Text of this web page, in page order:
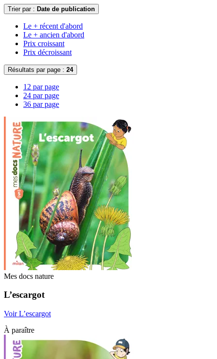
Trier par : Date de publication
Le + récent d'abord
Le + ancien d'abord
Prix croissant
Prix décroissant
Résultats par page : 24
12 par page
24 par page
36 par page
Mes docs nature
L’escargot
Voir L’escargot
À paraître